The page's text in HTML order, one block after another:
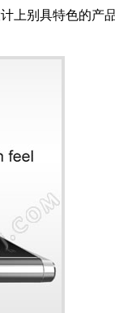
别具特色的产